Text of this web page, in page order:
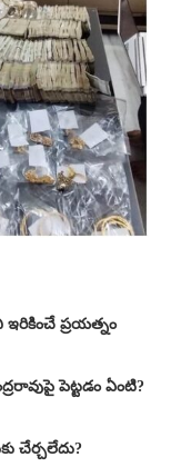
ఇరికించే ప్రయత్నం
పెట్టడం ఏంటి?
చేర్చలేదు?